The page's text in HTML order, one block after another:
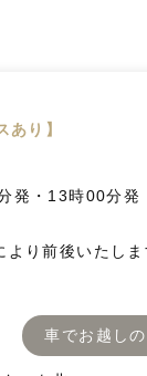
あり】
発・13時00分発
り前後いたしま
車でお越し